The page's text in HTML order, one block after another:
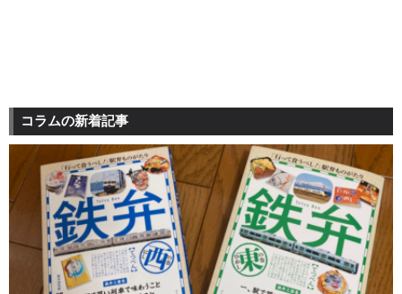
コラムの新着記事